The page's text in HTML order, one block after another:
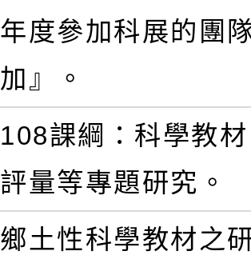
年度參加科展的團
加』。
108課綱：科學教
評量等專題研究。
鄉土性科學教材之